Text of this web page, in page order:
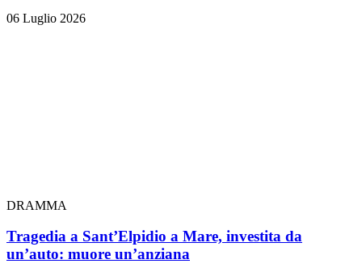
06 Luglio 2026
DRAMMA
Tragedia a Sant’Elpidio a Mare, investita da
un’auto: muore un’anziana